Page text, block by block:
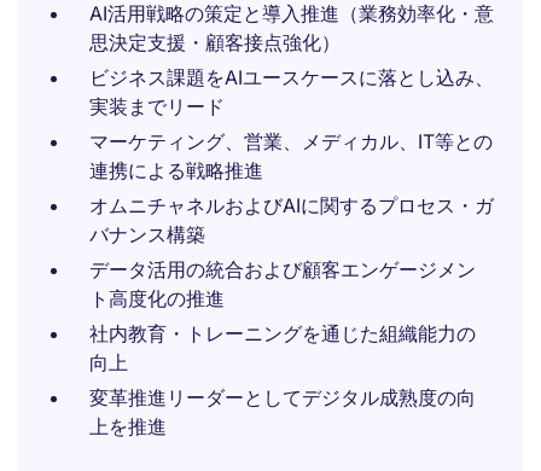
AI活用戦略の策定と導入推進（業務効率化・意
思決定支援・顧客接点強化）
ビジネス課題をAIユースケースに落とし込み、
実装までリード
マーケティング、営業、メディカル、IT等との
連携による戦略推進
オムニチャネルおよびAIに関するプロセス・ガ
バナンス構築
データ活用の統合および顧客エンゲージメン
ト高度化の推進
社内教育・トレーニングを通じた組織能力の
向上
変革推進リーダーとしてデジタル成熟度の向
上を推進